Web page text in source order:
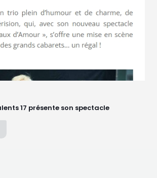
17 présente son spectacle